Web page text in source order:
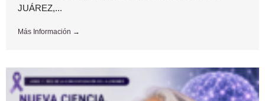
JUÁREZ,...
Más Información →